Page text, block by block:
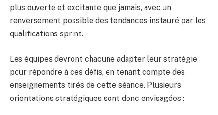
plus ouverte et excitante que jamais, avec un
renversement possible des tendances instauré par les
qualifications sprint.
Les équipes devront chacune adapter leur stratégie
pour répondre à ces défis, en tenant compte des
enseignements tirés de cette séance. Plusieurs
orientations stratégiques sont donc envisagées :